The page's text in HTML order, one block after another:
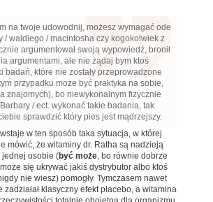
na twoje udowodnij, możesz wymagać ode
/ waldiego / macintosha czy kogokolwiek z
argumentował swoją wypowiedź, bronił
argumentami, ale nie żądaj bym ktoś
badań, które nie zostały przeprowadzone
przypadku może być praktyka na sobie,
znajomych), bo niewykonalnym fizycznie
/ ect. wykonać takie badania, tak
sprawdzić który pies jest mądrzejszy.
w ten sposób taka sytuacja, w której
mówić, że witaminy dr. Ratha są nadzieją
osobie (być może, bo równie dobrze
się ukrywać jakiś dystrybutor albo ktoś
nie wiesz) pomogły. Tymczasem nawet
zadziałał klasyczny efekt placebo, a witamina